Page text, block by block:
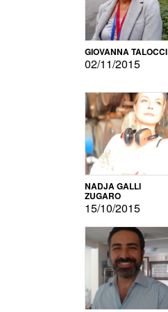
GIOVANNA TALOCCI
02/11/2015
NADJA GALLI
ZUGARO
15/10/2015